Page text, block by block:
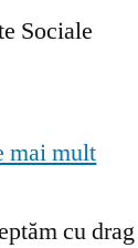
Sociale
mai mult
cu